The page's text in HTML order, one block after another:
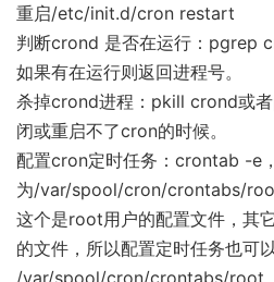
重启/etc/init.d/cron restart
判断crond 是否在运行：pgrep
如果有在运行则返回进程号。
杀掉crond进程：pkill crond或
闭或重启不了cron的时候。
配置cron定时任务：crontab -e
为/var/spool/cron/crontabs/
这个是root用户的配置文件，其
的文件，所以配置定时任务也可
/var/spool/cron/crontabs/root